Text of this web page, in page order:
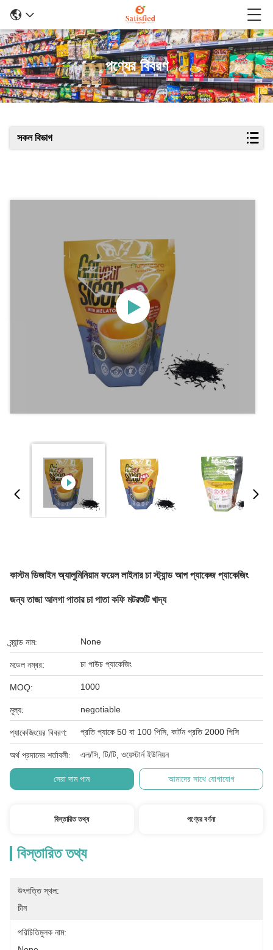
পণ্যের বিবরণ
সকল বিভাগ
কাস্টম ডিজাইন অ্যালুমিনিয়াম ফয়েল লাইনার চা স্ট্যান্ড আপ প্যাকেজ প্যাকেজিং
জন্য তাজা আলগা পাতার চা পাতা কফি মটরশুটি খাদ্য
ব্র্যান্ড নাম: None
মডেল নম্বর: চা পাউচ প্যাকেজিং
MOQ: 1000
মূল্য: negotiable
প্যাকেজিংয়ের বিবরণ: প্রতি প্যাকে 50 বা 100 পিসি, কার্টন প্রতি 2000 পিসি
অর্থ প্রদানের শর্তাবলী: এল/সি, টি/টি, ওয়েস্টার্ন ইউনিয়ন
সেরা দাম পান আমাদের সাথে যোগাযোগ
বিস্তারিত তথ্য পণ্যের বর্ণনা
বিস্তারিত তথ্য
উৎপত্তি স্থল:
চীন
পরিচিতিমুলক নাম: